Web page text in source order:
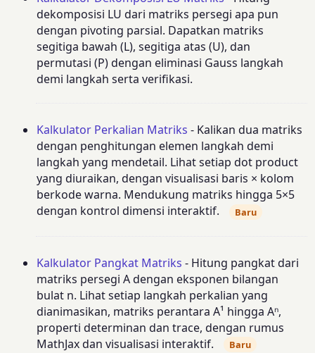
dekomposisi LU dari matriks persegi apa pun
dengan pivoting parsial. Dapatkan matriks
segitiga bawah (L), segitiga atas (U), dan
permutasi (P) dengan eliminasi Gauss langkah
demi langkah serta verifikasi.
Kalkulator Perkalian Matriks - Kalikan dua matriks
dengan penghitungan elemen langkah demi
langkah yang mendetail. Lihat setiap dot product
yang diuraikan, dengan visualisasi baris × kolom
berkode warna. Mendukung matriks hingga 5×5
dengan kontrol dimensi interaktif.
Baru
Kalkulator Pangkat Matriks - Hitung pangkat dari
matriks persegi A dengan eksponen bilangan
bulat n. Lihat setiap langkah perkalian yang
dianimasikan, matriks perantara A¹ hingga Aⁿ,
properti determinan dan trace, dengan rumus
MathJax dan visualisasi interaktif.
Baru